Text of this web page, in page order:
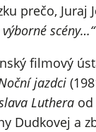
prečo, Juraj
scény…“
filmový
jazdci
Luthera
Dudkovej a